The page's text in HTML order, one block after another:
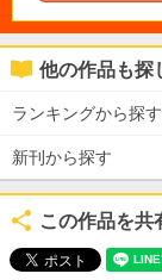
他の作品も探
ランキングから探す
新刊から探す
この作品を共